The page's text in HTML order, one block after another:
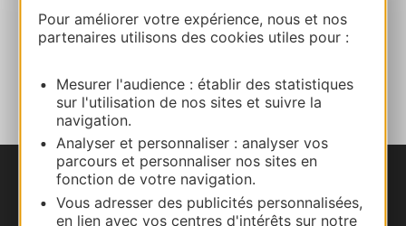
Pour améliorer votre expérience, nous et nos
partenaires utilisons des cookies utiles pour :
Mesurer l'audience : établir des statistiques
sur l'utilisation de nos sites et suivre la
navigation.
Analyser et personnaliser : analyser vos
parcours et personnaliser nos sites en
fonction de votre navigation.
Vous adresser des publicités personnalisées,
en lien avec vos centres d'intérêts sur notre
E-mail
Nous contacter